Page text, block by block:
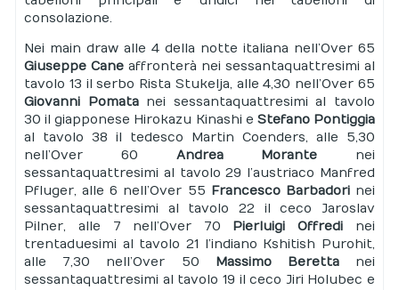
consolazione.
Nei main draw alle 4 della notte italiana nell’Over 65
Giuseppe Cane affronterà nei sessantaquattresimi al
tavolo 13 il serbo Rista Stukelja, alle 4,30 nell’Over 65
Giovanni Pomatanei sessantaquattresimi al tavolo
30 il giapponese Hirokazu Kinashi e Stefano Pontiggia
al tavolo 38 il tedesco Martin Coenders, alle 5,30
nell’Over 60 Andrea Morante nei
sessantaquattresimi al tavolo 29 l’austriaco Manfred
Pfluger, alle 6 nell’Over 55 Francesco Barbadorinei
sessantaquattresimi al tavolo 22 il ceco Jaroslav
Pilner, alle 7 nell’Over 70 Pierluigi Offredi nei
trentaduesimi al tavolo 21 l’indiano Kshitish Purohit,
alle 7,30 nell’Over 50 Massimo Berettanei
sessantaquattresimi al tavolo 19 il ceco Jiri Holubec e